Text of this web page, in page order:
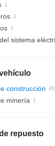
sistema
construcción
minería
repuesto